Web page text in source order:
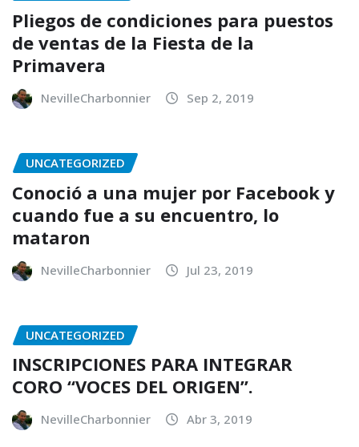
Pliegos de condiciones para puestos
de ventas de la Fiesta de la
Primavera
NevilleCharbonnier Sep 2, 2019
UNCATEGORIZED
Conoció a una mujer por Facebook y
cuando fue a su encuentro, lo
mataron
NevilleCharbonnier Jul 23, 2019
UNCATEGORIZED
INSCRIPCIONES PARA INTEGRAR
CORO “VOCES DEL ORIGEN”.
NevilleCharbonnier Abr 3, 2019